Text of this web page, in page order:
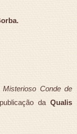
Misterioso Conde de
da Qualis